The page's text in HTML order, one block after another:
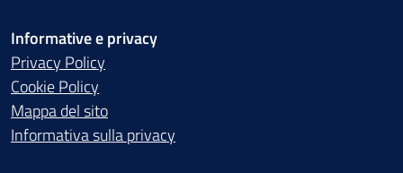
Informative e privacy
Privacy Policy
Cookie Policy
Mappa del sito
Informativa sulla privacy